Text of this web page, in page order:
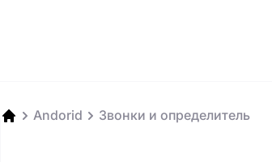
Andorid Звонки и определитель